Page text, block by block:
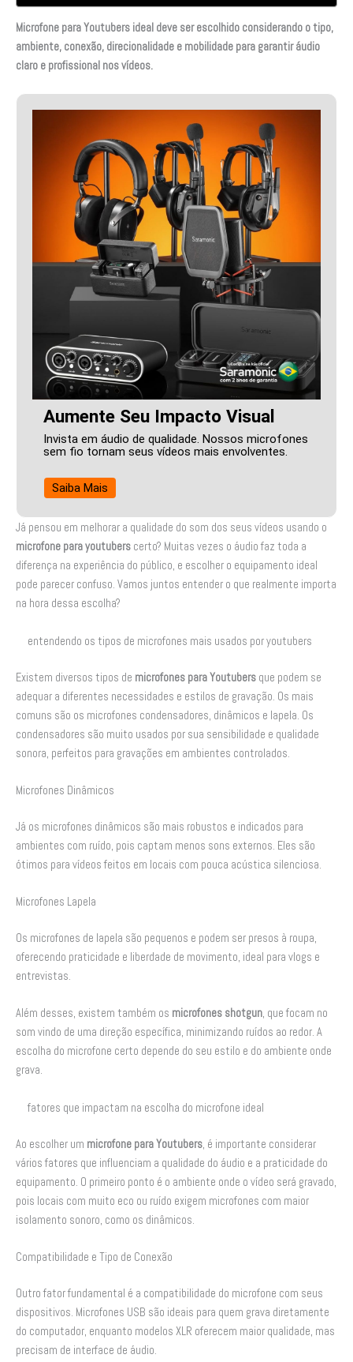
Microfone para Youtubers ideal deve ser escolhido considerando o tipo,
ambiente, conexão, direcionalidade e mobilidade para garantir áudio
claro e profissional nos vídeos.
Aumente Seu Impacto Visual
Invista em áudio de qualidade. Nossos microfones
sem fio tornam seus vídeos mais envolventes.
Saiba Mais
Já pensou em melhorar a qualidade do som dos seus vídeos usando o
microfone para youtubers certo? Muitas vezes o áudio faz toda a
diferença na experiência do público, e escolher o equipamento ideal
pode parecer confuso. Vamos juntos entender o que realmente importa
na hora dessa escolha?
entendendo os tipos de microfones mais usados por youtubers
Existem diversos tipos de microfones para Youtubers que podem se
adequar a diferentes necessidades e estilos de gravação. Os mais
comuns são os microfones condensadores, dinâmicos e lapela. Os
condensadores são muito usados por sua sensibilidade e qualidade
sonora, perfeitos para gravações em ambientes controlados.
Microfones Dinâmicos
Já os microfones dinâmicos são mais robustos e indicados para
ambientes com ruído, pois captam menos sons externos. Eles são
ótimos para vídeos feitos em locais com pouca acústica silenciosa.
Microfones Lapela
Os microfones de lapela são pequenos e podem ser presos à roupa,
oferecendo praticidade e liberdade de movimento, ideal para vlogs e
entrevistas.
Além desses, existem também os microfones shotgun, que focam no
som vindo de uma direção específica, minimizando ruídos ao redor. A
escolha do microfone certo depende do seu estilo e do ambiente onde
grava.
fatores que impactam na escolha do microfone ideal
Ao escolher um microfone para Youtubers, é importante considerar
vários fatores que influenciam a qualidade do áudio e a praticidade do
equipamento. O primeiro ponto é o ambiente onde o vídeo será gravado,
pois locais com muito eco ou ruído exigem microfones com maior
isolamento sonoro, como os dinâmicos.
Compatibilidade e Tipo de Conexão
Outro fator fundamental é a compatibilidade do microfone com seus
dispositivos. Microfones USB são ideais para quem grava diretamente
do computador, enquanto modelos XLR oferecem maior qualidade, mas
precisam de interface de áudio.